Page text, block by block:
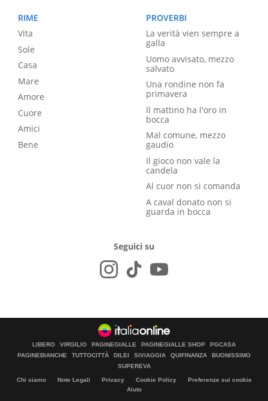
RIME
Vita
Sole
Casa
Mare
Amore
Cuore
Amici
Bene
PROVERBI
La verità vien sempre a
galla
Uomo avvisato, mezzo
salvato
Una rondine non fa
primavera
Il mattino ha l'oro in
bocca
Mal comune, mezzo
gaudio
Il gioco non vale la
candela
Al cuor non si comanda
A caval donato non si
guarda in bocca
Seguici su
LIBERO VIRGILIO PAGINEGIALLE PAGINEGIALLE SHOP
PGCASA
PAGINEBIANCHE
TUTTOCITTÀ DILEI SIVIAGGIA QUIFINANZA
BUONISSIMO
SUPEREVA
Chi siamo Note Legali Privacy Cookie Policy
Preferenze sui cookie
Aiuto